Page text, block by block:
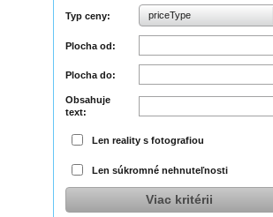
Typ ceny: priceType
Plocha od:
Plocha do:
Obsahuje
text:
Len reality s fotografiou
Len súkromné nehnuteľnosti
Viac kritérii